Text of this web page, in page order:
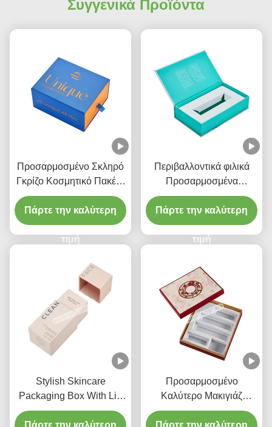
Συγγενικά Προϊόντα
Προσαρμοσμένο Σκληρό
Γκρίζο Κοσμητικό Πακέτο
Μπλε Σλίτερ Σύβραχο
Κουτί Φόλιο Σφραγίδα
Ετικέτα
Πάρτε την καλύτερη
τιμή
Περιβαλλοντικά φιλικά
Προσαρμοσμένα
καλλυντικά κουτιά
Μακιγιάζ Προστασία του
δέρματος PR
Συνδρομητική
Πάρτε την καλύτερη
τιμή
Stylish Skincare
Packaging Box With Lid
And Base Fashionable
Cosmetic Gift Box
Πάρτε την καλύτερη
Προσαρμοσμένο
Καλύτερο Μακιγιάζ
Κόκκινη Κορυφή Και
Βάση Εύα Εισάγετε
Πάρτε την καλύτερη